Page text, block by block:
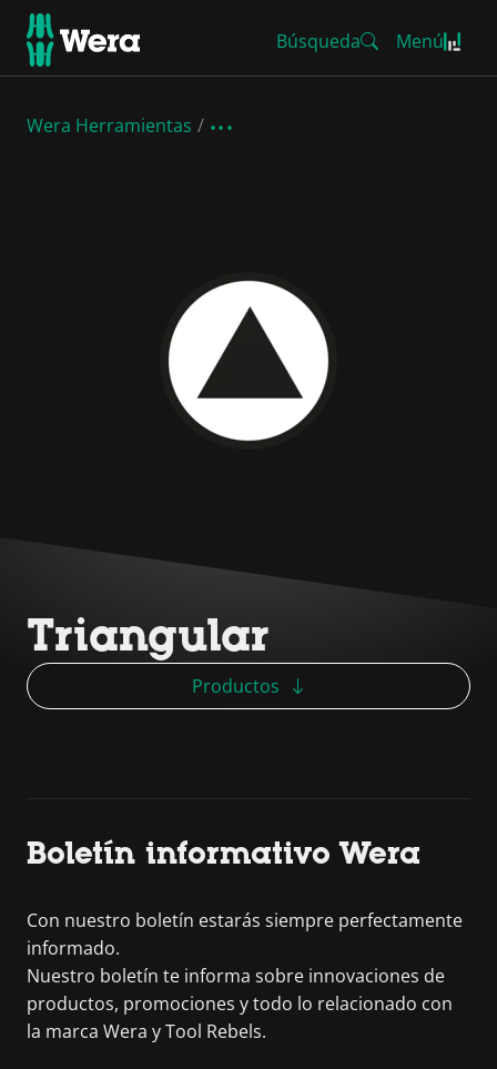
Búsqueda Menú
Wera Herramientas
Triangular
Productos
Boletín informativo Wera
Con nuestro boletín estarás siempre perfectamente
informado.
Nuestro boletín te informa sobre innovaciones de
productos, promociones y todo lo relacionado con
la marca Wera y Tool Rebels.